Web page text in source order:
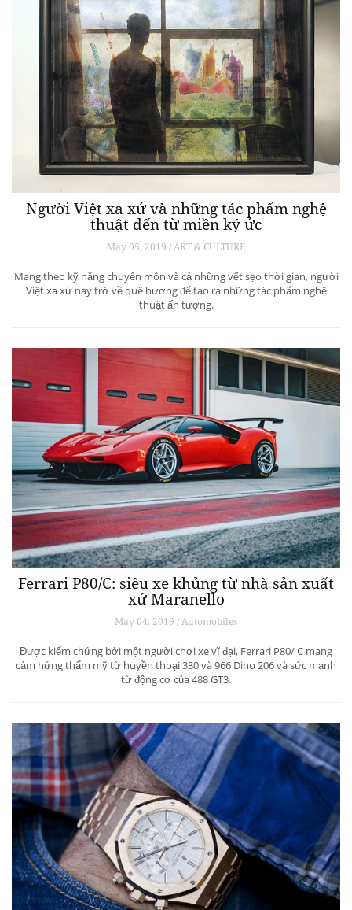
Người Việt xa xứ và những tác phẩm nghệ
thuật đến từ miền ký ức
May 05, 2019 / ART & CULTURE
Mang theo kỹ năng chuyên môn và cả những vết sẹo thời gian, người
Việt xa xứ nay trở về quê hương để tạo ra những tác phẩm nghệ
thuật ấn tượng.
Ferrari P80/C: siêu xe khủng từ ​​nhà sản xuất
xứ Maranello
May 04, 2019 / Automobiles
Được kiểm chứng bởi một người chơi xe vĩ đại, Ferrari P80/ C mang
cảm hứng thẩm mỹ từ huyền thoại 330 và 966 Dino 206 và sức mạnh
từ động cơ của 488 GT3.